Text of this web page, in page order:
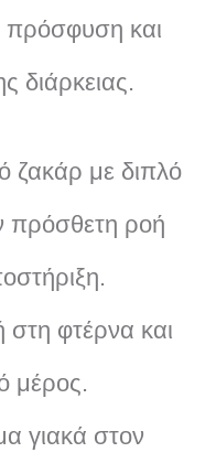
πρόσφυση και
διάρκειας.
με διπλό
πρόσθετη ροή
φτέρνα και
μέρος.
γιακά στον